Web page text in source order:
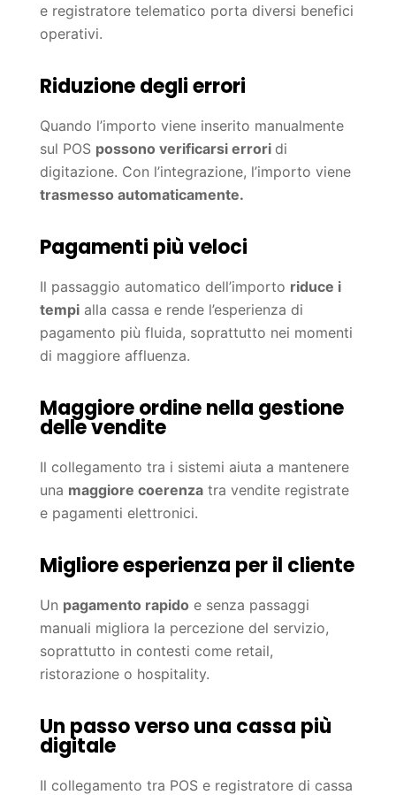
e registratore telematico porta diversi benefici
operativi.
Riduzione degli errori
Quando l’importo viene inserito manualmente
sul POS possono verificarsi errori di
digitazione. Con l’integrazione, l’importo viene
trasmesso automaticamente.
Pagamenti più veloci
Il passaggio automatico dell’importo riduce i
tempialla cassa e rende l’esperienza di
pagamento più fluida, soprattutto nei momenti
di maggiore affluenza.
Maggiore ordine nella gestione
delle vendite
Il collegamento tra i sistemi aiuta a mantenere
una maggiore coerenzatra vendite registrate
e pagamenti elettronici.
Migliore esperienza per il cliente
Un pagamento rapido e senza passaggi
manuali migliora la percezione del servizio,
soprattutto in contesti come retail,
ristorazione o hospitality.
Un passo verso una cassa più
digitale
Il collegamento tra POS e registratore di cassa